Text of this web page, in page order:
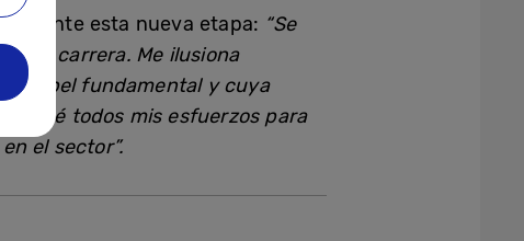
ante esta nueva etapa: “Se
mi carrera. Me ilusiona
papel fundamental y cuya
todos mis esfuerzos para
el sector”.